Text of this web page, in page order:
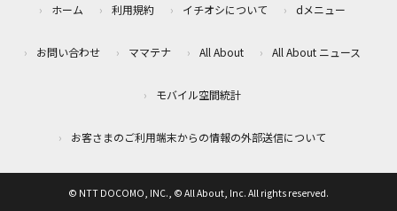
ホーム 利用規約 イチオシについて dメニュー
お問い合わせ ママテナ All About All About ニュース
モバイル空間統計
お客さまのご利用端末からの情報の外部送信について
© NTT DOCOMO, INC., © All About, Inc. All rights reserved.